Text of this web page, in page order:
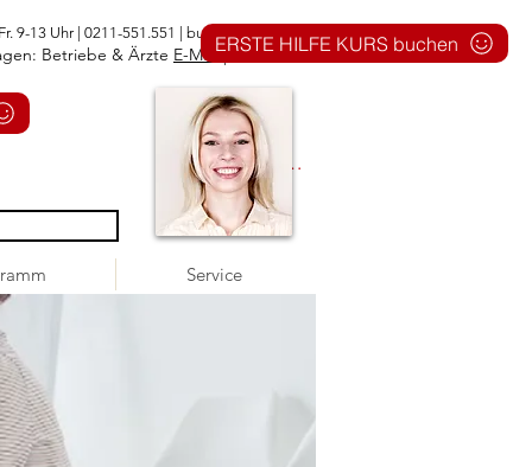
ERSTE HILFE KURS buchen
9-13 Uhr | 0211-551.551 | buero@1aid.de
Betriebe & Ärzte E-Mail| Telefon
Anmelden
Service